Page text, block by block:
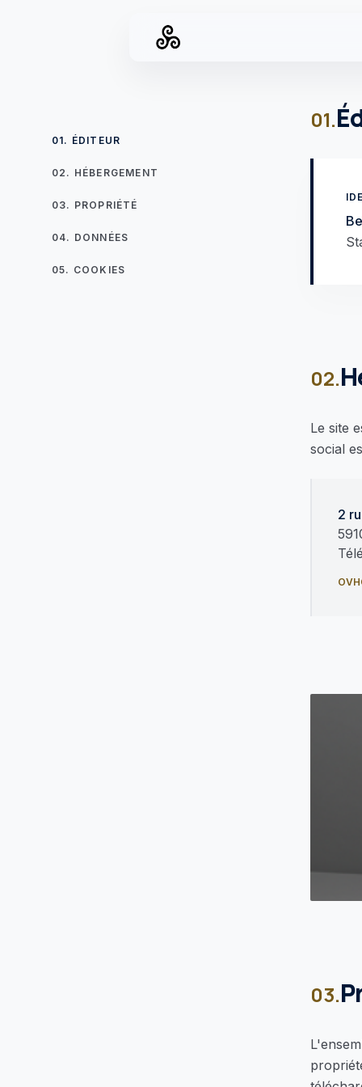
01. ÉDITEUR
02. HÉBERGEMENT
03. PROPRIÉTÉ
04. DONNÉES
05. COOKIES
01.
02.
Le site
social
2
03.